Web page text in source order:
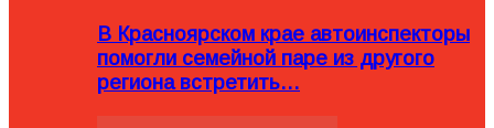
В Красноярском крае автоинспекторы
помогли семейной паре из другого
региона встретить…